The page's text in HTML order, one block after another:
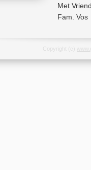
Met
Fam. Vos
Copyright (c)